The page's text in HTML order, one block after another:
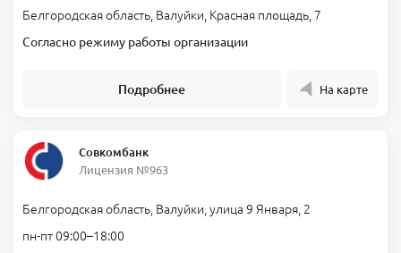
Белгородская область, Валуйки, Красная площадь, 7
Согласно режиму работы организации
Подробнее На карте
Совкомбанк
Лицензия №963
Белгородская область, Валуйки, улица 9 Января, 2
пн-пт 09:00–18:00